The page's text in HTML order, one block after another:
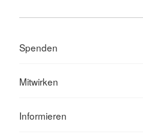
Spenden
Mitwirken
Informieren